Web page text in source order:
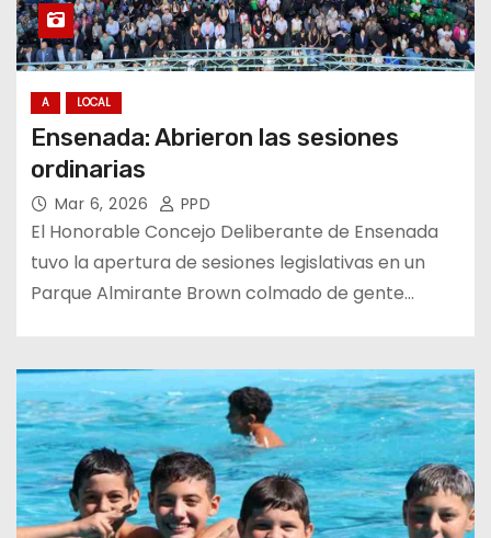
A LOCAL
Ensenada: Abrieron las sesiones
ordinarias
Mar 6, 2026 PPD
El Honorable Concejo Deliberante de Ensenada
tuvo la apertura de sesiones legislativas en un
Parque Almirante Brown colmado de gente…